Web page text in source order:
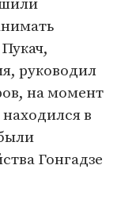
руководил
на момент
в
Гонгадзе